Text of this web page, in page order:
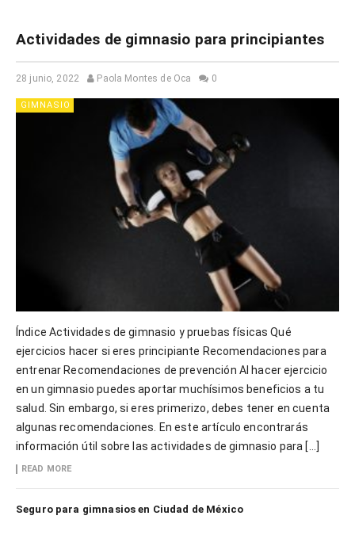
Actividades de gimnasio para principiantes
28 junio, 2022 Paola Montes de Oca 0
GIMNASIO
Índice Actividades de gimnasio y pruebas físicas Qué
ejercicios hacer si eres principiante Recomendaciones para
entrenar Recomendaciones de prevención Al hacer ejercicio
en un gimnasio puedes aportar muchísimos beneficios a tu
salud. Sin embargo, si eres primerizo, debes tener en cuenta
algunas recomendaciones. En este artículo encontrarás
información útil sobre las actividades de gimnasio para […]
READ MORE
Seguro para gimnasios en Ciudad de México